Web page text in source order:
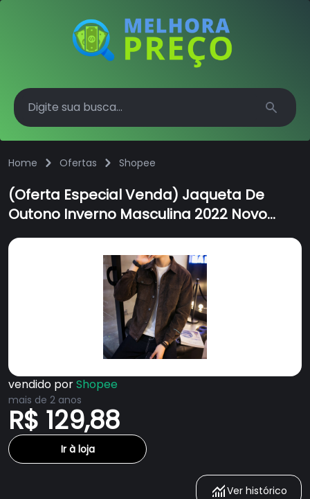
Search
Home Ofertas Shopee
(Oferta Especial Venda) Jaqueta De
Outono Inverno Masculina 2022 Novo
Estilo Juventude Bonito Moda Roupas
Casuais Japonês Plus Size Dos Homens
vendido porShopee
mais de 2 anos
R$ 129,88
Ir à loja
Ver histórico